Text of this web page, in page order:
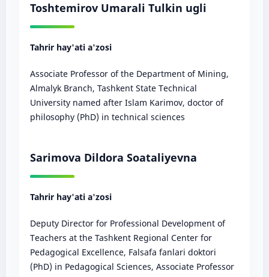
Toshtemirov Umarali Tulkin ugli
Tahrir hay'ati a'zosi
Associate Professor of the Department of Mining,
Almalyk Branch, Tashkent State Technical
University named after Islam Karimov, doctor of
philosophy (PhD) in technical sciences
Sarimova Dildora Soataliyevna
Tahrir hay'ati a'zosi
Deputy Director for Professional Development of
Teachers at the Tashkent Regional Center for
Pedagogical Excellence, Falsafa fanlari doktori
(PhD) in Pedagogical Sciences, Associate Professor